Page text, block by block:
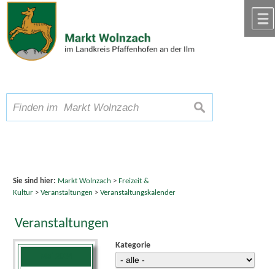
Zum Inhalt,zur Navigation
Schriftgröße A A A suchen
Sie sind hier: Markt Wolnzach > Freizeit &
Kultur> Veranstaltungen > Veranstaltungskalender
Veranstaltungen
Kategorie